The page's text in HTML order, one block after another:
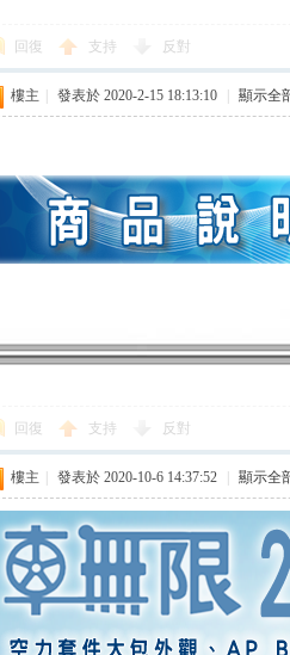
回復 支持 反對
樓主 發表於 2020-2-15 18:13:10 顯示全
回復 支持 反對
樓主 發表於 2020-10-6 14:37:52 顯示全